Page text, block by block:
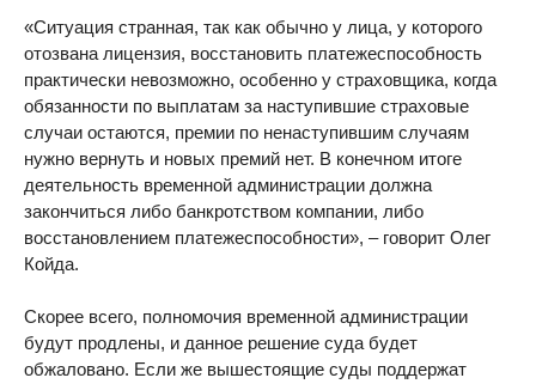
«Ситуация странная, так как обычно у лица, у которого
отозвана лицензия, восстановить платежеспособность
практически невозможно, особенно у страховщика, когда
обязанности по выплатам за наступившие страховые
случаи остаются, премии по ненаступившим случаям
нужно вернуть и новых премий нет. В конечном итоге
деятельность временной администрации должна
закончиться либо банкротством компании, либо
восстановлением платежеспособности», – говорит Олег
Койда.
Скорее всего, полномочия временной администрации
будут продлены, и данное решение суда будет
обжаловано. Если же вышестоящие суды поддержат